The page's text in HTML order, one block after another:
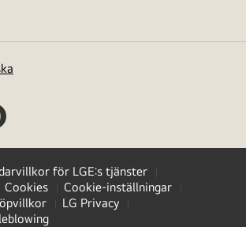
för LGE:s tjänster
Cookies
Cookie-inställningar
LG Privacy